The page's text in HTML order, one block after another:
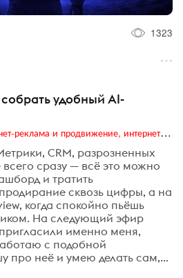
1323
удобный AI-
Digital (web-дизайн, интернет-реклама и продвижение, интернет-сообщества и блоги, интернет-коммуникации, мобильный маркетинг, реклама на цифровых экранах)
CRM, разрозненных
сразу — всё это можно
и тратить
сквозь цифры, а на
когда спокойно пьёшь
На следующий эфир
именно меня,
с подобной
про неё и умею делать сам,...